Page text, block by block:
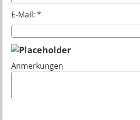
E-Mail: *
Anmerkungen